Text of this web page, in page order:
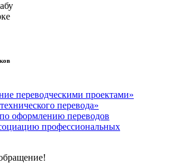
переводческими проектами»
перевода»
оформлению переводов
профессиональных